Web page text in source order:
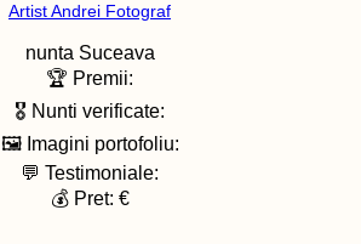
Artist Andrei Fotograf
nunta Suceava
🏆 Premii:
🎖️ Nunti verificate:
🖼️ Imagini portofoliu:
💬 Testimoniale:
💰 Pret: €